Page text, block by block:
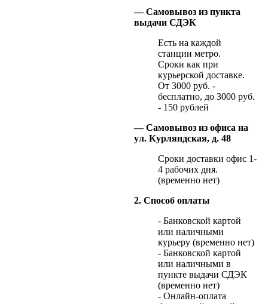
— Самовывоз из пункта
выдачи СДЭК
Есть на каждой
станции метро.
Сроки как при
курьерской доставке.
От 3000 руб. -
бесплатно, до 3000 руб.
- 150 рублей
— Самовывоз из офиса на
ул. Курляндская, д. 48
Сроки доставки офис 1-
4 рабочих дня.
(временно нет)
2. Способ оплаты
- Банковской картой
или наличными
курьеру (временно нет)
- Банковской картой
или наличными в
пункте выдачи СДЭК
(временно нет)
- Онлайн-оплата